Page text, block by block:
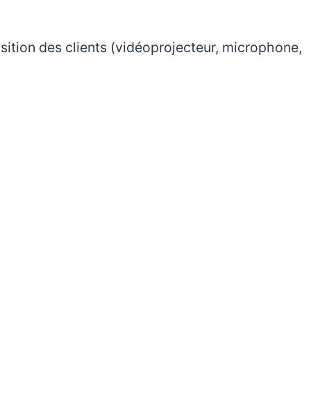
des clients (vidéoprojecteur, microphone,